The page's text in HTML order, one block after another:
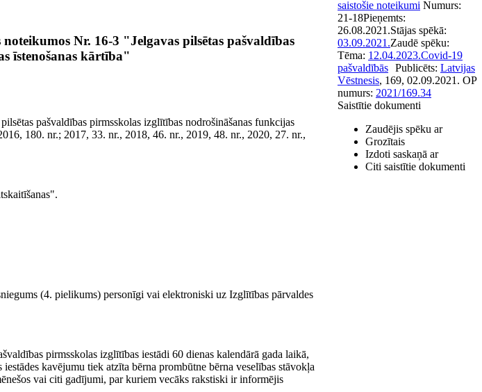
Nr. 16-3 "Jelgavas pilsētas pašvaldības
īstenošanas kārtība"
pašvaldības pirmsskolas izglītības nodrošināšanas funkcijas
180. nr.; 2017, 33. nr., 2018, 46. nr., 2019, 48. nr., 2020, 27. nr.,
(4. pielikums) personīgi vai elektroniski uz Izglītības pārvaldes
pirmsskolas izglītības iestādi 60 dienas kalendārā gada laikā,
kavējumu tiek atzīta bērna prombūtne bērna veselības stāvokļa
vai citi gadījumi, par kuriem vecāks rakstiski ir informējis
saistošie noteikumi Numurs:
21-18Pieņemts:
26.08.2021.Stājas spēkā:
03.09.2021.Zaudē spēku:
12.04.2023.
Tēma:
Covid-19
pašvaldībās Publicēts: Latvijas
Vēstnesis, 169, 02.09.2021. OP
numurs: 2021/169.34
Saistītie dokumenti
Zaudējis spēku ar
Grozītais
Izdoti saskaņā ar
Citi saistītie dokumenti